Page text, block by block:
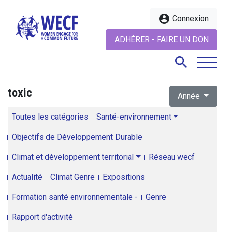
account_circle Connexion
ADHÉRER - FAIRE UN DON
search
toxic Année
Toutes les catégories Santé-environnement
Objectifs de Développement Durable
Climat et développement territorial Réseau wecf
Actualité Climat Genre Expositions
Formation santé environnementale - Genre
Rapport d'activité